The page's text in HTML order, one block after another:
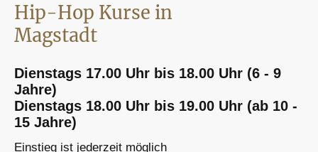
Hip-Hop Kurse in
Magstadt
Dienstags 17.00 Uhr bis 18.00 Uhr (6 - 9
Jahre)
Dienstags 18.00 Uhr bis 19.00 Uhr (ab 10 -
15 Jahre)
Einstieg ist jederzeit möglich